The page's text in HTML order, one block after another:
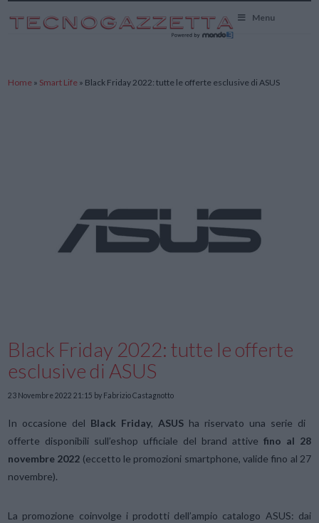
Menu
Home » Smart Life » Black Friday 2022: tutte le offerte esclusive di ASUS
Black Friday 2022: tutte le offerte
esclusive di ASUS
23 Novembre 2022 21:15 by Fabrizio Castagnotto
In occasione del Black Friday, ASUS ha riservato una serie di
offerte disponibili sull’eshop ufficiale del brand attive fino al 28
novembre 2022 (eccetto le promozioni smartphone, valide fino al 27
novembre).
La promozione coinvolge i prodotti dell’ampio catalogo ASUS: dai